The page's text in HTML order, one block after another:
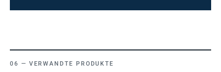
VERWANDTE PRODUKTE